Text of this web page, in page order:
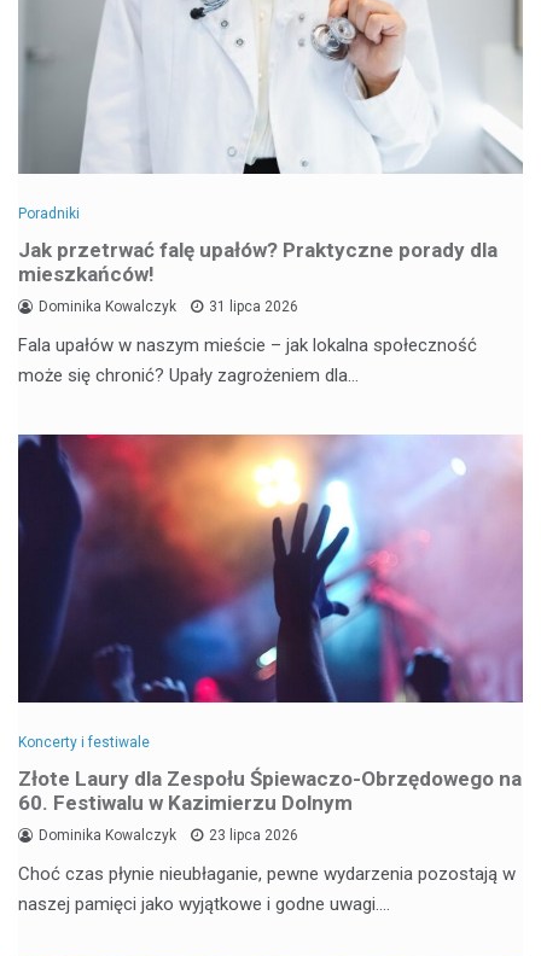
Poradniki
Jak przetrwać falę upałów? Praktyczne porady dla
mieszkańców!
Dominika Kowalczyk 31 lipca 2026
Fala upałów w naszym mieście – jak lokalna społeczność
może się chronić? Upały zagrożeniem dla…
Koncerty i festiwale
Złote Laury dla Zespołu Śpiewaczo-Obrzędowego na
60. Festiwalu w Kazimierzu Dolnym
Dominika Kowalczyk 23 lipca 2026
Choć czas płynie nieubłaganie, pewne wydarzenia pozostają w
naszej pamięci jako wyjątkowe i godne uwagi.…